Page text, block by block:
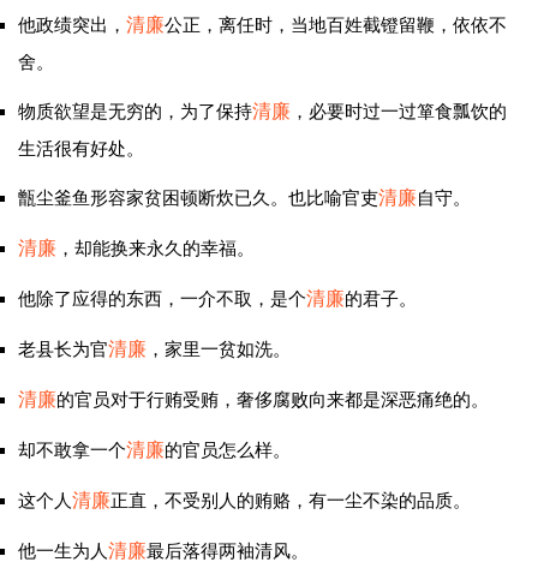
他政绩突出， 清廉公正，离任时，当地百姓截镫留鞭，依依不
舍。
物质欲望是无穷的，为了保持清廉 ，必要时过一过箪食瓢饮的
生活很有好处。
甑尘釜鱼形容家贫困顿断炊已久。也比喻官吏清廉自守。
清廉 ，却能换来永久的幸福。
他除了应得的东西，一介不取，是个清廉的君子。
老县长为官清廉 ，家里一贫如洗。
清廉的官员对于行贿受贿，奢侈腐败向来都是深恶痛绝的。
却不敢拿一个清廉的官员怎么样。
这个人清廉正直，不受别人的贿赂，有一尘不染的品质。
他一生为人清廉最后落得两袖清风。